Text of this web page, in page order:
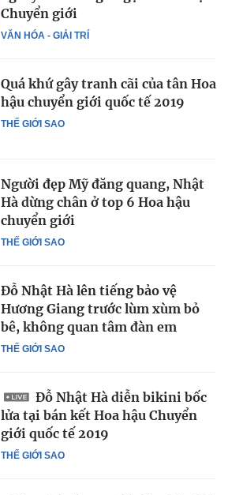
VĂN HÓA - GIẢI TRÍ
Chuyển giới
THẾ GIỚI SAO
Quá khứ gây tranh cãi của tân Hoa
hậu chuyển giới quốc tế 2019
THẾ GIỚI SAO
Người đẹp Mỹ đăng quang, Nhật
Hà dừng chân ở top 6 Hoa hậu
chuyển giới
THẾ GIỚI SAO
Đỗ Nhật Hà lên tiếng bảo vệ
Hương Giang trước lùm xùm bỏ
bê, không quan tâm đàn em
THẾ GIỚI SAO
Đỗ Nhật Hà diễn bikini bốc
lửa tại bán kết Hoa hậu Chuyển
giới quốc tế 2019